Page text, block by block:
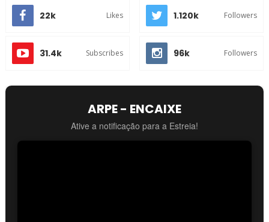
22k Likes 1.120k Followers
31.4k Subscribes 96k Followers
ARPE - ENCAIXE
Ative a notificação para a Estreia!